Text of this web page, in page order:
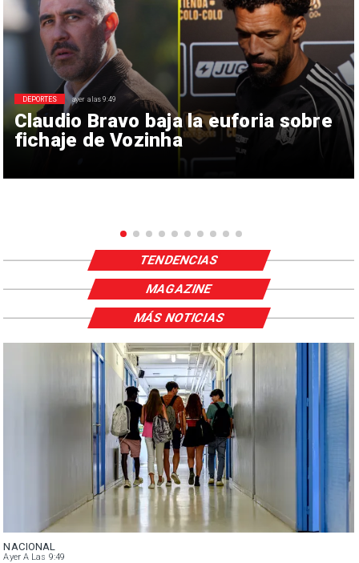
Claudio Bravo baja la euforia sobre
fichaje de Vozinha
DEPORTES ayer a las 9:49
TENDENCIAS
MAGAZINE
NACIONAL
Ayer A Las 9:49
MÁS NOTICIAS